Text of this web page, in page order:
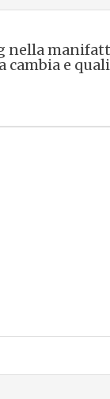
nella
cambia e